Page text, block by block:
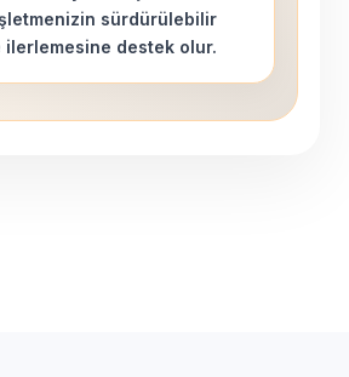
sürdürülebilir
ilerlemesine destek olur.